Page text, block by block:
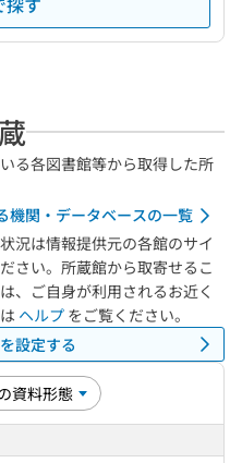
る各図書館等から取得した所
機関・データベースの一覧
況は情報提供元の各館のサイ
さい。所蔵館から取寄せるこ
、ご自身が利用されるお近く
ヘルプ をご覧ください。
設定する